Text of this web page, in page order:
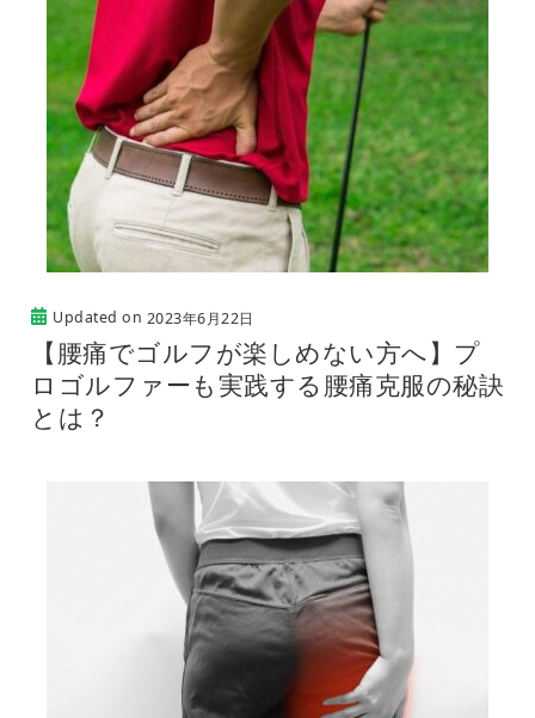
Updated on 2023年6月22日
【腰痛でゴルフが楽しめない方へ】プ
ロゴルファーも実践する腰痛克服の秘訣
とは？